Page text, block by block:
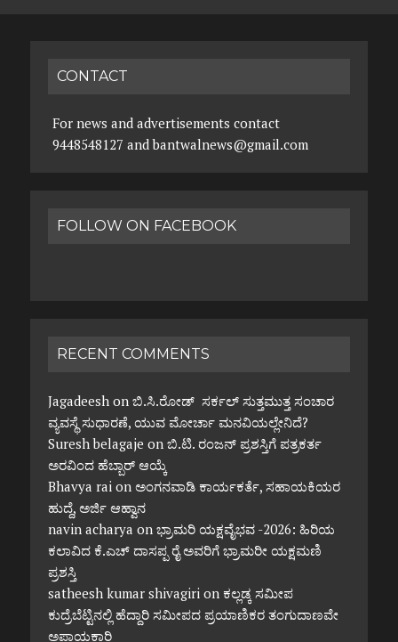
CONTACT
For news and advertisements contact
9448548127 and bantwalnews@gmail.com
FOLLOW ON FACEBOOK
RECENT COMMENTS
Jagadeeshon ಬಿ.ಸಿ.ರೋಡ್ ಸರ್ಕಲ್ ಸುತ್ತಮುತ್ತ ಸಂಚಾರ
ವ್ಯವಸ್ಥೆ ಸುಧಾರಣೆ, ಯುವ ಮೋರ್ಚಾ ಮನವಿಯಲ್ಲೇನಿದೆ?
Suresh belagaje on ಬಿ.ಟಿ. ರಂಜನ್ ಪ್ರಶಸ್ತಿಗೆ ಪತ್ರಕರ್ತ
ಅರವಿಂದ ಹೆಬ್ಬಾರ್ ಆಯ್ಕೆ
Bhavya raion ಅಂಗನವಾಡಿ ಕಾರ್ಯಕರ್ತೆ, ಸಹಾಯಕಿಯರ
ಹುದ್ದೆ, ಅರ್ಜಿ ಆಹ್ವಾನ
navin acharya on ಭ್ರಾಮರಿ ಯಕ್ಷವೈಭವ -2026: ಹಿರಿಯ
ಕಲಾವಿದ ಕೆ.ಎಚ್ ದಾಸಪ್ಪ ರೈ ಅವರಿಗೆ ಭ್ರಾಮರೀ ಯಕ್ಷಮಣಿ
ಪ್ರಶಸ್ತಿ
satheesh kumar shivagirion ಕಲ್ಲಡ್ಕ ಸಮೀಪ
ಕುದ್ರೆಬೆಟ್ಟಿನಲ್ಲಿ ಹೆದ್ದಾರಿ ಸಮೀಪದ ಪ್ರಯಾಣಿಕರ ತಂಗುದಾಣವೇ
ಅಪಾಯಕಾರಿ